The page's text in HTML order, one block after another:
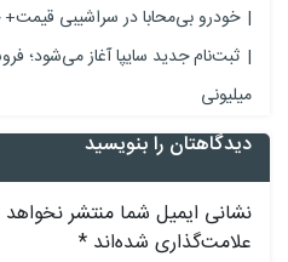
خودرو بی‌محابا در سراشیبی
میلیونی
دیدگاهتان را بنویسید
نشانی ایمیل شما منتشر
علامت‌گذاری شده‌اند *